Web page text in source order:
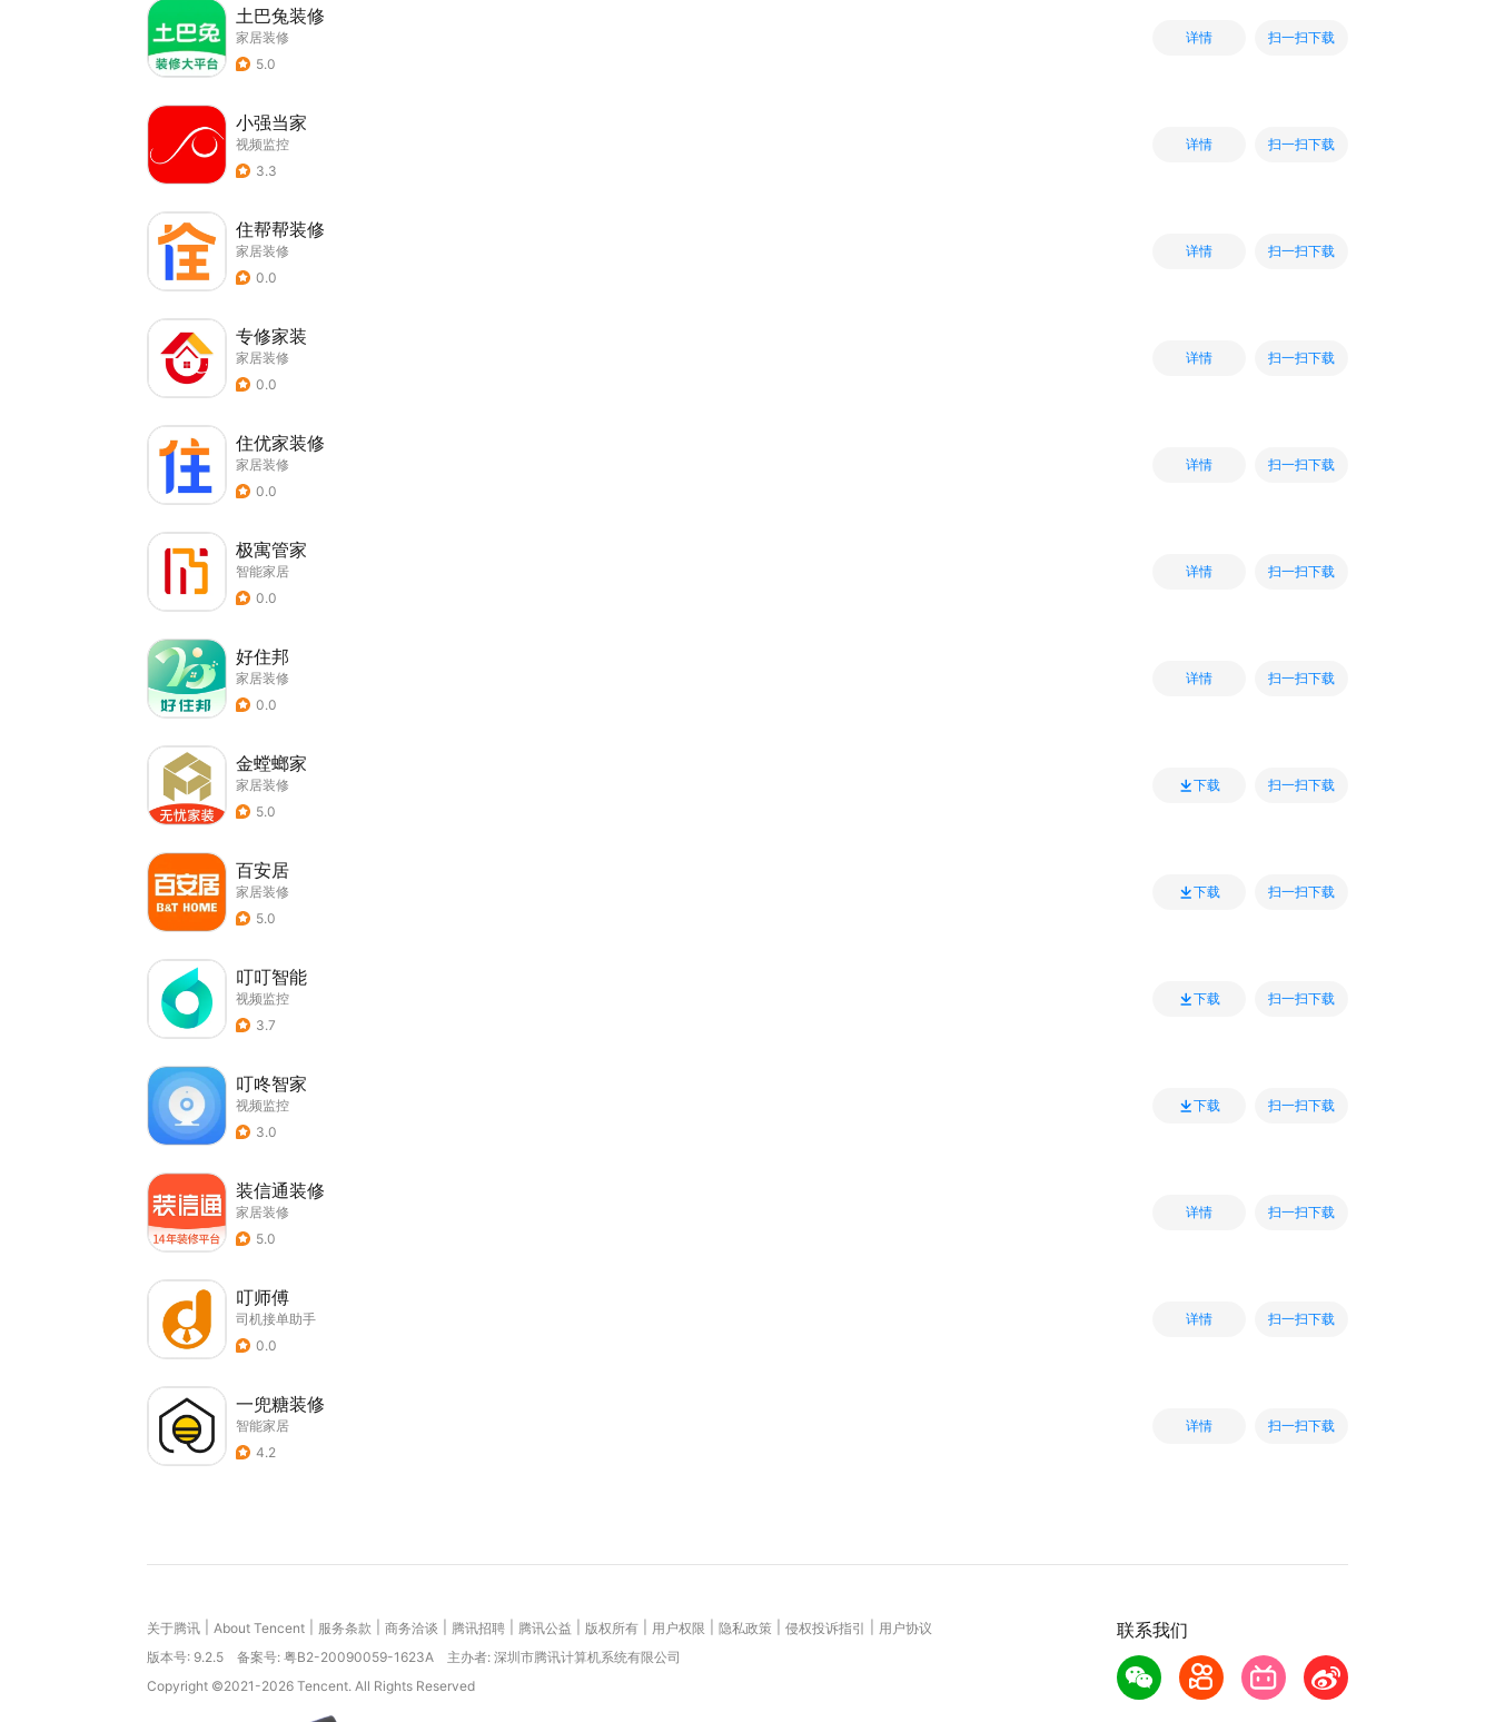
土巴兔装修
家居装修
5.0
详情 扫一扫下载
小强当家
视频监控
3.3
详情 扫一扫下载
住帮帮装修
家居装修
0.0
详情 扫一扫下载
专修家装
家居装修
0.0
详情 扫一扫下载
住优家装修
家居装修
0.0
详情 扫一扫下载
极寓管家
智能家居
0.0
详情 扫一扫下载
好住邦
家居装修
0.0
详情 扫一扫下载
金螳螂家
家居装修
5.0
下载 扫一扫下载
百安居
家居装修
5.0
下载 扫一扫下载
叮叮智能
视频监控
3.7
下载 扫一扫下载
叮咚智家
视频监控
3.0
下载 扫一扫下载
装信通装修
家居装修
5.0
详情 扫一扫下载
叮师傅
司机接单助手
0.0
详情 扫一扫下载
一兜糖装修
智能家居
4.2
详情 扫一扫下载
联系我们
关于腾讯 About Tencent 服务条款 商务洽谈 腾讯招聘 腾讯公益 版权所有 用户权限 隐私政策 侵权投诉指引
用户协议
版本号: 9.2.5 备案号: 粤B2-20090059-1623A
主办者: 深圳市腾讯计算机系统有限公司
Copyright ©2021-2026 Tencent. All Rights Reserved